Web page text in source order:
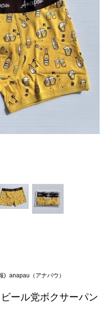
) anapau（アナパウ）
ル党ボクサーパン